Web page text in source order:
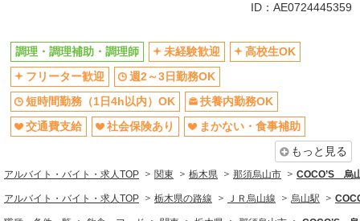
フリーター歓迎
週2～3日勤務OK
短時間勤務（1日4h以内）OK
扶養内勤務OK
交通費支給
社会保険あり
まかない・食事補助
社員登用あり
飲食・フード
調理・調理補助・調理師
ID：AE0724445359
調理・調理補助・調理師 未経験歓迎
高校生OK
フリーター歓迎
週2～3日勤務OK
短時間勤務（1日4h以内）OK
扶養内勤務OK
交通費支給
社会保険あり
まかない・食事補助
もっと見る
アルバイト・バイト・求人TOP 関東 栃木県 那須烏山市 COCO’S 烏
アルバイト・バイト・求人TOP 栃木県の路線 ＪＲ烏山線 烏山駅